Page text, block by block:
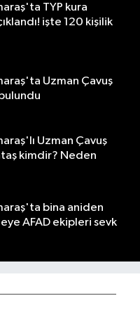
TYP kura
işte 120 kişilik
Uzman Çavuş
Uzman Çavuş
kimdir? Neden
bina aniden
AFAD ekipleri sevk